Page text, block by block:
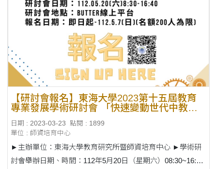
【研討會報名】東海大學2023第十五屆教育
專業發展學術研討會 「快速變動世代中教與
日期 : 2023-03-23
點閱 : 1899
單位 : 師資培育中心
►主辦單位：東海大學教育研究所暨師資培育中心 ►學術研
討會舉辦日期、時間：112年5月20日（星期六）08:30~16:40